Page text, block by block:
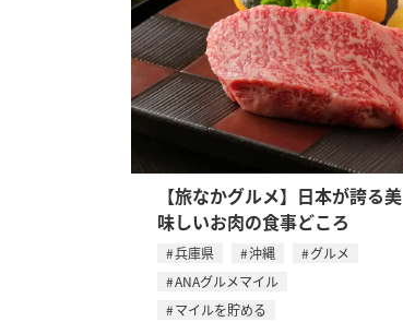
【旅なかグルメ】日本が誇る美
味しいお肉の食事どころ
兵庫県 沖縄
グルメ
ANAグルメマイル
マイルを貯める